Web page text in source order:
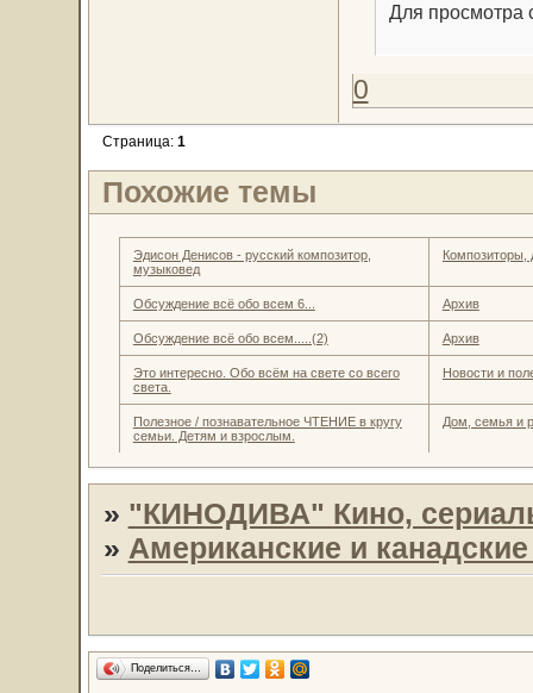
Для просмотра
0
Страница: 1
Похожие темы
Эдисон Денисов - русский композитор,
музыковед
Композиторы,
Обсуждение всё обо всем 6... Архив
Обсуждение всё обо всем.....(2) Архив
Это интересно. Обо всём на свете со всего
света.
Новости и
Полезное / познавательное ЧТЕНИЕ в кругу
семьи. Детям и взрослым.
Дом, семья и
» "КИНОДИВА" Кино,
» Американские и
Поделиться…